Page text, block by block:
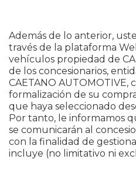
Además de lo anterior,
través de la plataforma
vehículos propiedad de
de los concesionarios,
CAETANO AUTOMOTIVE,
formalización de su
que haya seleccionado
Por tanto, le informamos
se comunicarán al
con la finalidad de
incluye (no limitativo ni